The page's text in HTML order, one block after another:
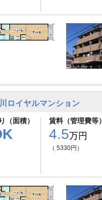
ロイヤルマンション
（面積） 賃料（管理費等）
4.5万円
（ 5330円）